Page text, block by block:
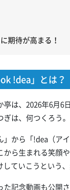
期待が高まる！
!dea」とは？
は、2026年6月6
は、何つくろう
から「!dea（ア
ら生まれる笑顔
ていこうという
記念動画も公開